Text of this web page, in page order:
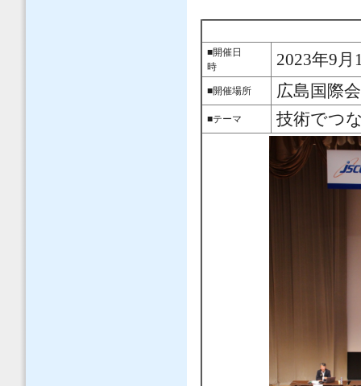
■開催日
時
2023年9月
■開催場所 広島国際
■テーマ 技術でつ